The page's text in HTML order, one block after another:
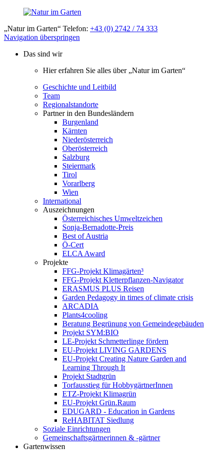
„Natur im Garten“ Telefon: +43 (0) 2742 / 74 333
Navigation überspringen
Das sind wir
Hier erfahren Sie alles über „Natur im Garten“
Geschichte und Leitbild
Team
Regionalstandorte
Partner in den Bundesländern
Burgenland
Kärnten
Niederösterreich
Oberösterreich
Salzburg
Steiermark
Tirol
Vorarlberg
Wien
International
Auszeichnungen
Österreichisches Umweltzeichen
Sonja-Bernadotte-Preis
Best of Austria
Ö-Cert
ELCA Award
Projekte
FFG-Projekt Klimagärten³
FFG-Projekt Kletterpflanzen-Navigator
ERASMUS PLUS Reisen
Garden Pedagogy in times of climate crisis
ARCADIA
Plants4cooling
Beratung Begrünung von Gemeindegebäuden
Projekt SYM:BIO
LE-Projekt Schmetterlinge fördern
EU-Projekt LIVING GARDENS
EU-Projekt Creating Nature Garden and
Learning Through It
Projekt Stadtgrün
Torfausstieg für HobbygärtnerInnen
ETZ-Projekt Klimagrün
EU-Projekt Grün.Raum
EDUGARD - Education in Gardens
ReHABITAT Siedlung
Soziale Einrichtungen
Gemeinschaftsgärtnerinnen & -gärtner
Gartenwissen